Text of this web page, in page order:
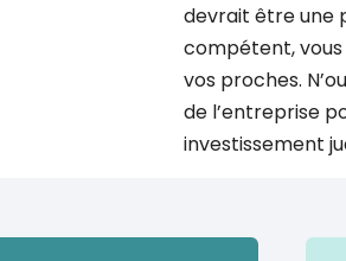
devrait être une
compétent,
vos proches.
de l’entreprise
investissement